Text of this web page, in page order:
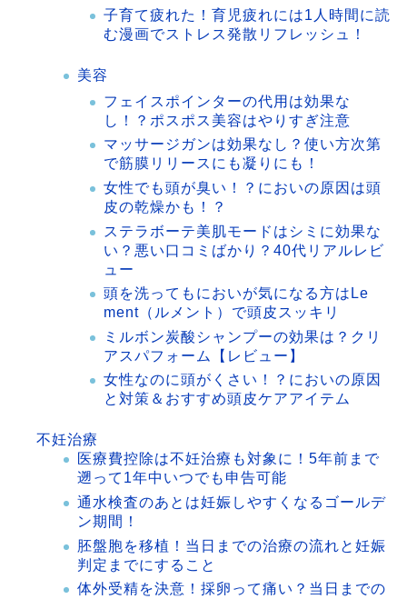
子育て疲れた！育児疲れには1人時間に読
む漫画でストレス発散リフレッシュ！
美容
フェイスポインターの代用は効果な
し！？ポスポス美容はやりすぎ注意
マッサージガンは効果なし？使い方次第
で筋膜リリースにも凝りにも！
女性でも頭が臭い！？においの原因は頭
皮の乾燥かも！？
ステラボーテ美肌モードはシミに効果な
い？悪い口コミばかり？40代リアルレビ
ュー
頭を洗ってもにおいが気になる方はLe
ment（ルメント）で頭皮スッキリ
ミルボン炭酸シャンプーの効果は？クリ
アスパフォーム【レビュー】
女性なのに頭がくさい！？においの原因
と対策＆おすすめ頭皮ケアアイテム
不妊治療
医療費控除は不妊治療も対象に！5年前まで
遡って1年中いつでも申告可能
通水検査のあとは妊娠しやすくなるゴールデ
ン期間！
胚盤胞を移植！当日までの治療の流れと妊娠
判定までにすること
体外受精を決意！採卵って痛い？当日までの